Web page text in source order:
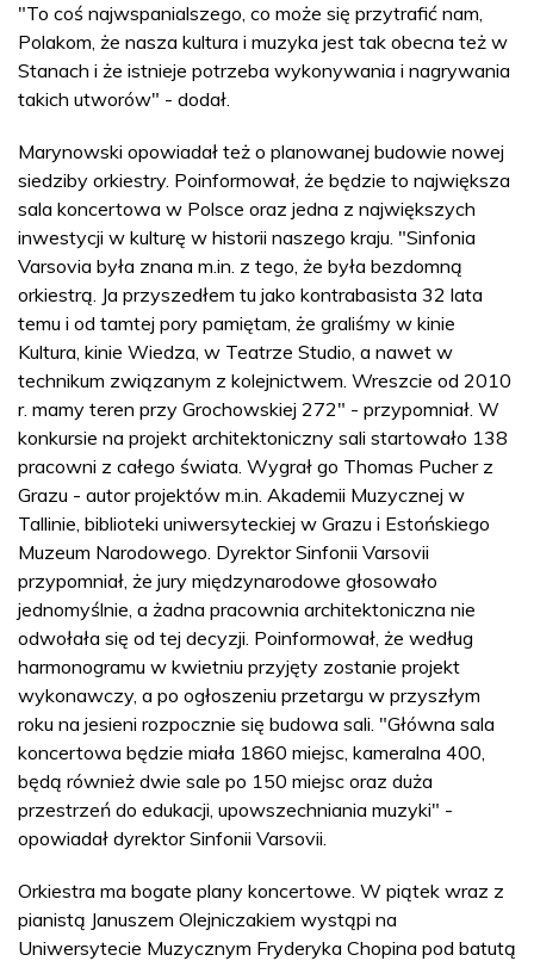
"To coś najwspanialszego, co może się przytrafić nam,
Polakom, że nasza kultura i muzyka jest tak obecna też w
Stanach i że istnieje potrzeba wykonywania i nagrywania
takich utworów" - dodał.
Marynowski opowiadał też o planowanej budowie nowej
siedziby orkiestry. Poinformował, że będzie to największa
sala koncertowa w Polsce oraz jedna z największych
inwestycji w kulturę w historii naszego kraju. "Sinfonia
Varsovia była znana m.in. z tego, że była bezdomną
orkiestrą. Ja przyszedłem tu jako kontrabasista 32 lata
temu i od tamtej pory pamiętam, że graliśmy w kinie
Kultura, kinie Wiedza, w Teatrze Studio, a nawet w
technikum związanym z kolejnictwem. Wreszcie od 2010
r. mamy teren przy Grochowskiej 272" - przypomniał. W
konkursie na projekt architektoniczny sali startowało 138
pracowni z całego świata. Wygrał go Thomas Pucher z
Grazu - autor projektów m.in. Akademii Muzycznej w
Tallinie, biblioteki uniwersyteckiej w Grazu i Estońskiego
Muzeum Narodowego. Dyrektor Sinfonii Varsovii
przypomniał, że jury międzynarodowe głosowało
jednomyślnie, a żadna pracownia architektoniczna nie
odwołała się od tej decyzji. Poinformował, że według
harmonogramu w kwietniu przyjęty zostanie projekt
wykonawczy, a po ogłoszeniu przetargu w przyszłym
roku na jesieni rozpocznie się budowa sali. "Główna sala
koncertowa będzie miała 1860 miejsc, kameralna 400,
będą również dwie sale po 150 miejsc oraz duża
przestrzeń do edukacji, upowszechniania muzyki" -
opowiadał dyrektor Sinfonii Varsovii.
Orkiestra ma bogate plany koncertowe. W piątek wraz z
pianistą Januszem Olejniczakiem wystąpi na
Uniwersytecie Muzycznym Fryderyka Chopina pod batutą